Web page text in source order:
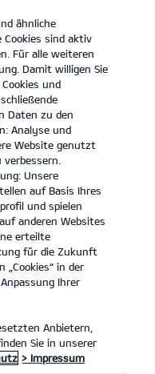
KONTAKT
ähnliche
Cookies sind aktiv
Für alle weiteren
Damit willigen Sie
und
Daten zu den
Analyse und
Website genutzt
Unsere
auf Basis Ihres
und spielen
anderen Websites
erteilte
für die Zukunft
in der
Ihrer
Anbietern,
Sie in unserer
> Impressum